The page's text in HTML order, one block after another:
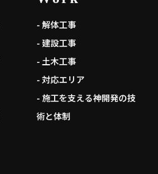
- 解体工事
- 建設工事
- 土木工事
- 対応エリア
- 施工を支える神開発の技
術と体制